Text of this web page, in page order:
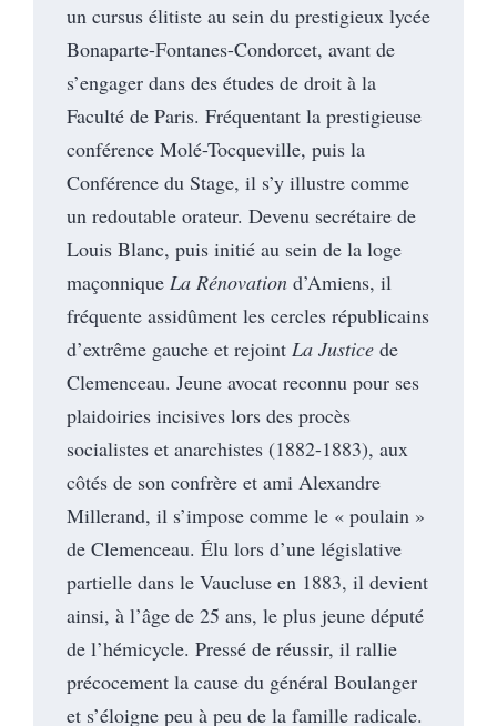
un cursus élitiste au sein du prestigieux lycée
Bonaparte-Fontanes-Condorcet, avant de
s’engager dans des études de droit à la
Faculté de Paris. Fréquentant la prestigieuse
conférence Molé-Tocqueville, puis la
Conférence du Stage, il s’y illustre comme
un redoutable orateur. Devenu secrétaire de
Louis Blanc, puis initié au sein de la loge
maçonnique La Rénovation d’Amiens, il
fréquente assidûment les cercles républicains
d’extrême gauche et rejoint La Justice de
Clemenceau. Jeune avocat reconnu pour ses
plaidoiries incisives lors des procès
socialistes et anarchistes (1882-1883), aux
côtés de son confrère et ami Alexandre
Millerand, il s’impose comme le « poulain »
de Clemenceau. Élu lors d’une législative
partielle dans le Vaucluse en 1883, il devient
ainsi, à l’âge de 25 ans, le plus jeune député
de l’hémicycle. Pressé de réussir, il rallie
précocement la cause du général Boulanger
et s’éloigne peu à peu de la famille radicale.